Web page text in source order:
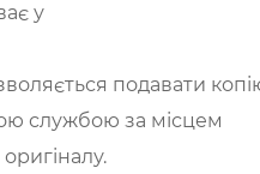
у
подавати
службою за місцем